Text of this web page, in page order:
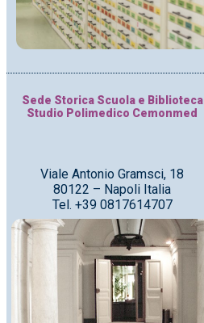
Sede Storica Scuola e Biblioteca
Studio Polimedico Cemonmed
Viale Antonio Gramsci, 18
80122 – Napoli Italia
Tel. +39 0817614707